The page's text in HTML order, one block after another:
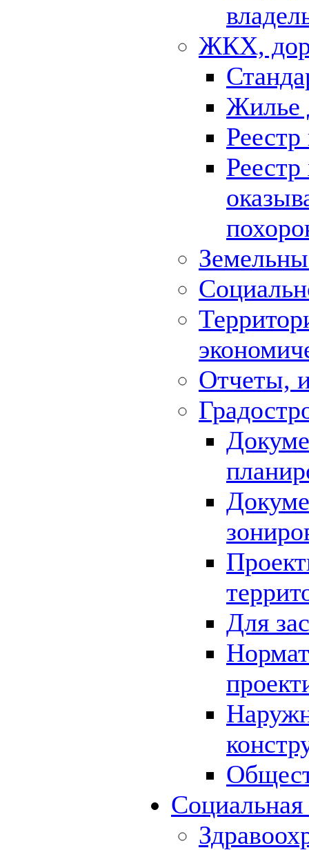
ЖКХ,
Жилье
Отчеты,
Для